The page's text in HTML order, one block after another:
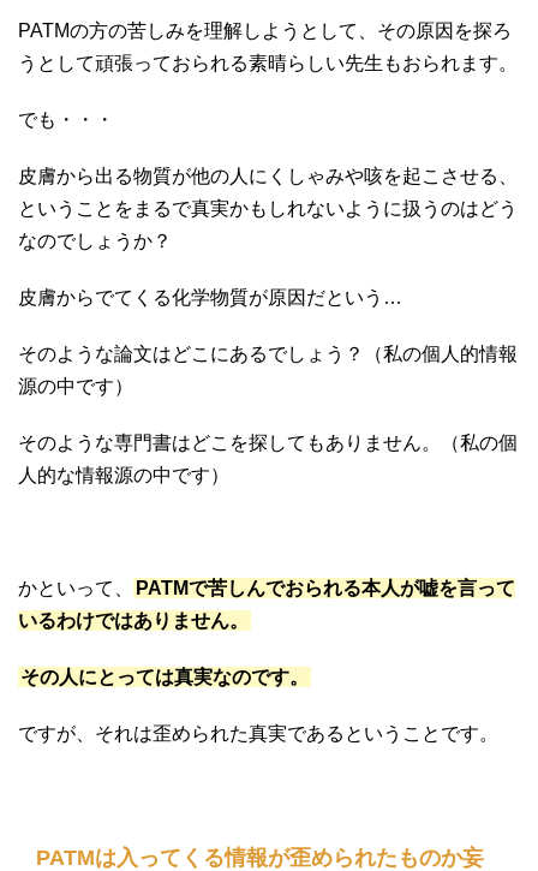
PATMの方の苦しみを理解しようとして、その原因を探ろ
うとして頑張っておられる素晴らしい先生もおられます。
でも・・・
皮膚から出る物質が他の人にくしゃみや咳を起こさせる、
ということをまるで真実かもしれないように扱うのはどう
なのでしょうか？
皮膚からでてくる化学物質が原因だという…
そのような論文はどこにあるでしょう？（私の個人的情報
源の中です）
そのような専門書はどこを探してもありません。（私の個
人的な情報源の中です）
かといって、
PATMで苦しんでおられる本人が嘘を言って
いるわけではありません。
その人にとっては真実なのです。
ですが、それは歪められた真実であるということです。
PATMは入ってくる情報が歪められたものか妄